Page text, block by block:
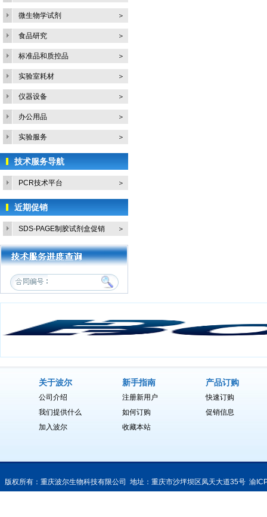
微生物学试剂 ＞
食品研究 ＞
标准品和质控品 ＞
实验室耗材 ＞
仪器设备 ＞
办公用品 ＞
实验服务 ＞
技术服务导航
PCR技术平台 ＞
近期促销
SDS-PAGE制胶试剂盒促销
活...
＞
关于波尔
公司介绍
我们提供什么
加入波尔
新手指南
注册新用户
如何订购
收藏本站
产品订购
快速订购
促销信息
版权所有：重庆波尔生物科技有限公司 地址：重庆市沙坪坝区凤天大道35号 渝